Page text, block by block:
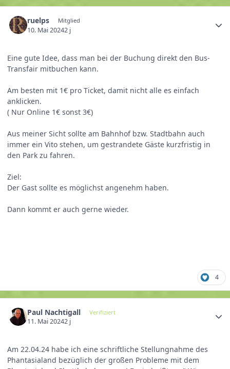
ruelps Mitglied
10. Mai 20242 j
Eine gute Idee, dass man bei der Buchung direkt den Bus-
Transfair mitbuchen kann.
Am besten mit 1€ pro Ticket, damit nicht alle es einfach
anklicken.
( Nur Online 1€ sonst 3€)
Aus meiner Sicht sollte am Bahnhof bzw. Stadtbahn auch
immer ein Vito stehen, um gestrandete Gäste kurzfristig in
den Park zu fahren.
Ziel:
Der Gast sollte es möglichst angenehm haben.
Dann kommt er auch gerne wieder.
4
Paul Nachtigall Verifiziert
11. Mai 20242 j
Am 22.04.24 habe ich eine schriftliche Stellungnahme des
Phantasialand bezüglich der großen Probleme mit dem